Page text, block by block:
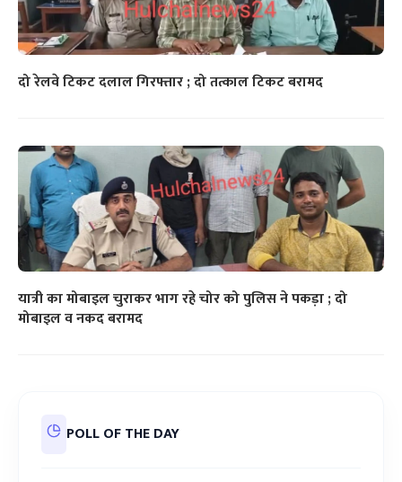
दो रेलवे टिकट दलाल गिरफ्तार ; दो तत्काल टिकट बरामद
यात्री का मोबाइल चुराकर भाग रहे चोर को पुलिस ने पकड़ा ; दो
मोबाइल व नकद बरामद
POLL OF THE DAY